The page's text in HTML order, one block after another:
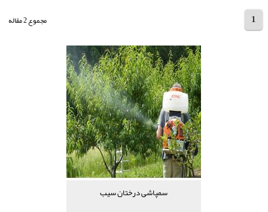
1 مجموع 2 مقاله
سمپاشی درختان سیب